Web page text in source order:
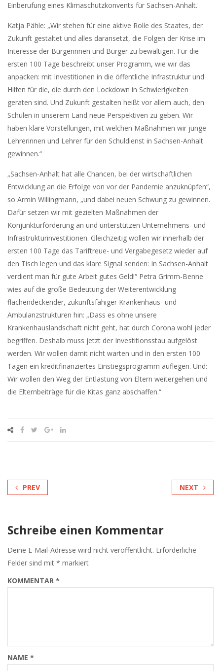
Einberufung eines Klimaschutzkonvents für Sachsen-Anhalt.
Katja Pähle: „Wir stehen für eine aktive Rolle des Staates, der
Zukunft gestaltet und alles daransetzt, die Folgen der Krise im
Interesse der Bürgerinnen und Bürger zu bewältigen. Für die
ersten 100 Tage beschreibt unser Programm, wie wir das
anpacken: mit Investitionen in die öffentliche Infrastruktur und
Hilfen für die, die durch den Lockdown in Schwierigkeiten
geraten sind. Und Zukunft gestalten heißt vor allem auch, den
Schulen in unserem Land neue Perspektiven zu geben. Wir
haben klare Vorstellungen, mit welchen Maßnahmen wir junge
Lehrerinnen und Lehrer für den Schuldienst in Sachsen-Anhalt
gewinnen.“
„Sachsen-Anhalt hat alle Chancen, bei der wirtschaftlichen
Entwicklung an die Erfolge von vor der Pandemie anzuknüpfen“,
so Armin Willingmann, „und dabei neuen Schwung zu gewinnen.
Dafür setzen wir mit gezielten Maßnahmen der
Konjunkturförderung an und unterstützen Unternehmens- und
Infrastrukturinvestitionen. Gleichzeitig wollen wir innerhalb der
ersten 100 Tage das Tariftreue- und Vergabegesetz wieder auf
den Tisch legen und das klare Signal senden: In Sachsen-Anhalt
verdient man für gute Arbeit gutes Geld!“ Petra Grimm-Benne
wies auf die große Bedeutung der Weiterentwicklung
flächendeckender, zukunftsfähiger Krankenhaus- und
Ambulanzstrukturen hin: „Dass es ohne unsere
Krankenhauslandschaft nicht geht, hat durch Corona wohl jeder
begriffen. Deshalb muss jetzt der Investitionsstau aufgelöst
werden. Wir wollen damit nicht warten und in den ersten 100
Tagen ein kreditfinanziertes Einstiegsprogramm auflegen. Und:
Wir wollen den Weg der Entlastung von Eltern weitergehen und
die Elternbeiträge für die Kitas ganz abschaffen.“
PREV NEXT
Schreibe einen Kommentar
Deine E-Mail-Adresse wird nicht veröffentlicht. Erforderliche
Felder sind mit * markiert
KOMMENTAR *
NAME *